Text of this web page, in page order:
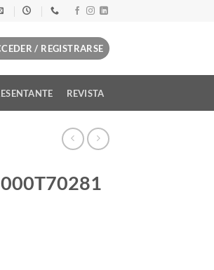
/ REGISTRARSE
REVISTA